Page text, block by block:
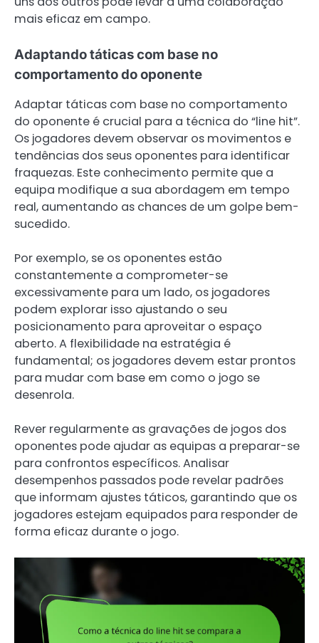
mais eficaz em campo.
Adaptando táticas com base no
comportamento do oponente
Adaptar táticas com base no comportamento
do oponente é crucial para a técnica do “line hit”.
Os jogadores devem observar os movimentos e
tendências dos seus oponentes para identificar
fraquezas. Este conhecimento permite que a
equipa modifique a sua abordagem em tempo
real, aumentando as chances de um golpe bem-
sucedido.
Por exemplo, se os oponentes estão
constantemente a comprometer-se
excessivamente para um lado, os jogadores
podem explorar isso ajustando o seu
posicionamento para aproveitar o espaço
aberto. A flexibilidade na estratégia é
fundamental; os jogadores devem estar prontos
para mudar com base em como o jogo se
desenrola.
Rever regularmente as gravações de jogos dos
oponentes pode ajudar as equipas a preparar-se
para confrontos específicos. Analisar
desempenhos passados pode revelar padrões
que informam ajustes táticos, garantindo que os
jogadores estejam equipados para responder de
forma eficaz durante o jogo.